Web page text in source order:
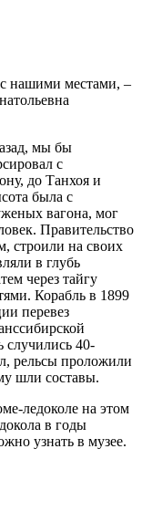
с нашими местами, –
мы бы
с
до Танхоя и
была с
вагона, мог
Правительство
строили на своих
в глубь
через тайгу
Корабль в 1899
перевез
случились 40-
рельсы проложили
шли составы.
ледоколе на этом
в годы
узнать в музее.